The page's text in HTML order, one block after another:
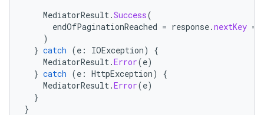
MediatorResult .Success(
endOfPaginationReached = response.nextKey ==
)
} catch (e : IOException)
{
MediatorResult .Error(e)
} catch (e : HttpException)
{
MediatorResult .Error(e)
}
}